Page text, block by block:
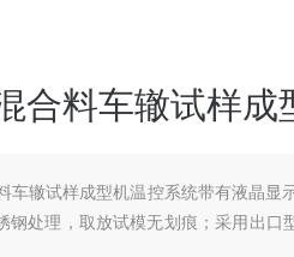
合料车辙试样成
车辙试样成型机温控系统带有液晶显
钢处理，取放试模无划痕；采用出口